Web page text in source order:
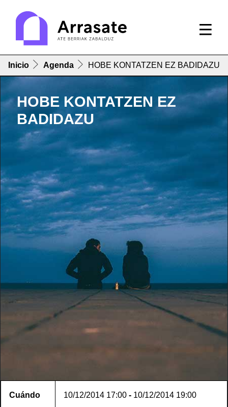
Inicio Agenda HOBE KONTATZEN EZ BADIDAZU
HOBE KONTATZEN EZ
BADIDAZU
Cuándo 10/12/2014 17:00 - 10/12/2014 19:00